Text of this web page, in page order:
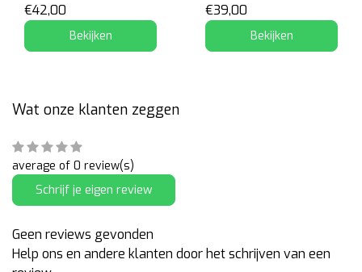
€42,00
Bekijken
€39,00
Bekijken
Wat onze klanten zeggen
average of 0 review(s)
Schrijf je eigen review
Geen reviews gevonden
Help ons en andere klanten door het schrijven van een